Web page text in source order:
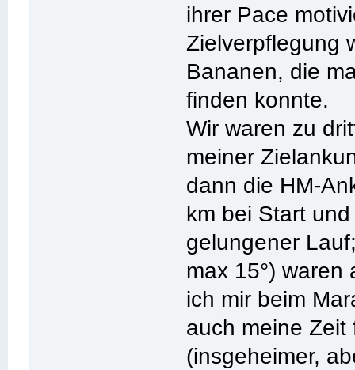
ihrer Pace
Zielverpflegung
Bananen, die
finden konnte.
Wir waren zu
meiner
dann die HM-
km bei Start
gelungener
max 15°) waren
ich mir beim
auch meine Zeit
(insgeheimer,